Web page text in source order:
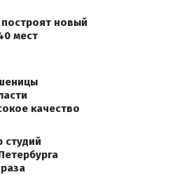
новый
мест
качество
студий